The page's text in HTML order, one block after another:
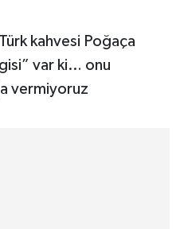
kahvesi Poğaça
var ki… onu
vermiyoruz